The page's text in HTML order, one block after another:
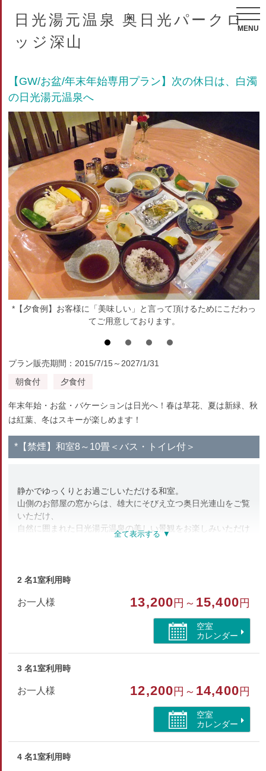
日光湯元温泉 奥日光パークロ
ッジ深山
MENU
【GW/お盆/年末年始専用プラン】次の休日は、白濁
の日光湯元温泉へ
*【夕食例】お客様に「美味しい」と言って頂けるためにこだわっ
てご用意しております。
プラン販売期間：2015/7/15～2027/1/31
朝食付
夕食付
年末年始・お盆・バケーションは日光へ！春は草花、夏は新緑、秋
は紅葉、冬はスキーが楽しめます！
*【禁煙】和室8～10畳＜バス・トイレ付＞
静かでゆっくりとお過ごしいただける和室。
山側のお部屋の窓からは、雄大にそびえ立つ奥日光連山をご覧
いただけ、
自然に囲まれた日光湯元温泉の美しい景観をお楽しみいただけ
◆ロビーにてWi-Fi接続可能
ご移動は階段にてお願いしております。
部屋種別
和室
部屋特徴
バス/トイレ/禁煙/ユニットバス/山が見える
2 名1室利用時
お一人様 13,200 円～ 15,400 円
空室
カレンダー
3 名1室利用時
お一人様 12,200 円～ 14,400 円
空室
カレンダー
4 名1室利用時